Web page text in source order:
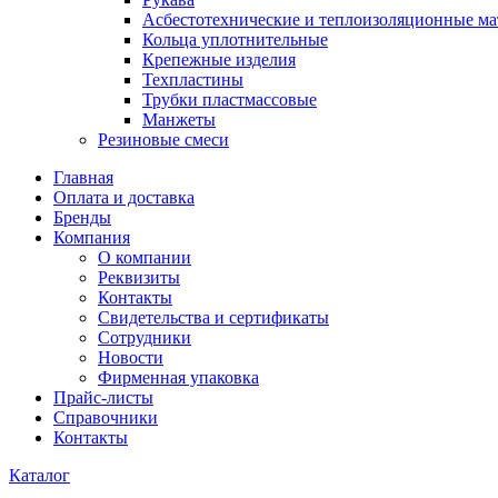
Асбестотехнические и теплоизоляционные
Кольца уплотнительные
Крепежные изделия
Техпластины
Трубки пластмассовые
Манжеты
Резиновые смеси
Главная
Оплата и доставка
Бренды
Компания
О компании
Реквизиты
Контакты
Свидетельства и сертификаты
Сотрудники
Новости
Фирменная упаковка
Прайс-листы
Справочники
Контакты
Каталог